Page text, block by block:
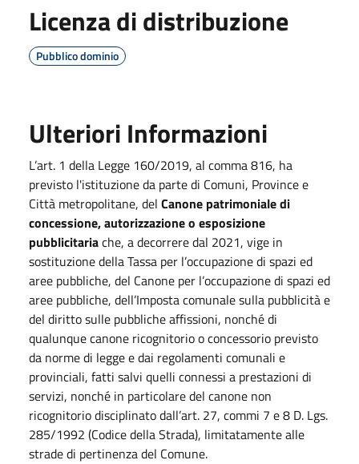
Licenza di distribuzione
Pubblico dominio
Ulteriori Informazioni
L’art. 1 della Legge 160/2019, al comma 816, ha
previsto l'istituzione da parte di Comuni, Province e
Città metropolitane, del Canone patrimoniale di
concessione, autorizzazione o esposizione
pubblicitariache, a decorrere dal 2021, vige in
sostituzione della Tassa per l’occupazione di spazi ed
aree pubbliche, del Canone per l’occupazione di spazi ed
aree pubbliche, dell’Imposta comunale sulla pubblicità e
del diritto sulle pubbliche affissioni, nonché di
qualunque canone ricognitorio o concessorio previsto
da norme di legge e dai regolamenti comunali e
provinciali, fatti salvi quelli connessi a prestazioni di
servizi, nonché in particolare del canone non
ricognitorio disciplinato dall’art. 27, commi 7 e 8 D. Lgs.
285/1992 (Codice della Strada), limitatamente alle
strade di pertinenza del Comune.